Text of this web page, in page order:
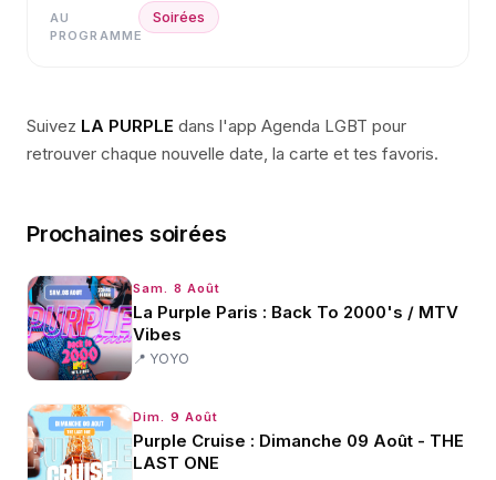
AU
PROGRAMME
Soirées
Suivez LA PURPLE dans l'app Agenda LGBT pour
retrouver chaque nouvelle date, la carte et tes favoris.
Prochaines soirées
Sam. 8 Août
La Purple Paris : Back To 2000's / MTV
Vibes
📍 YOYO
Dim. 9 Août
Purple Cruise : Dimanche 09 Août - THE
LAST ONE